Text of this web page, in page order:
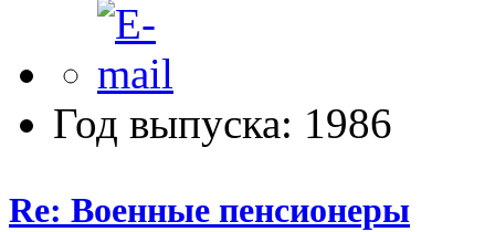
Год выпуска: 1986
Re: Военные пенсионеры